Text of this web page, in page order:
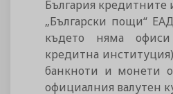
България кредитните
„Български пощи“
където няма
кредитна
банкноти и монети
официалния валутен